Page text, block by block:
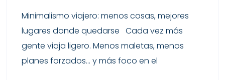
Minimalismo viajero: menos cosas, mejores
lugares donde quedarse Cada vez más
gente viaja ligero. Menos maletas, menos
planes forzados… y más foco en el